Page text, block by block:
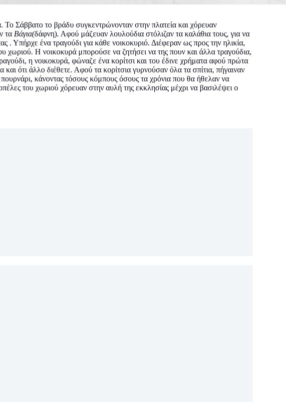
Το Σάββατο το βράδυ συγκεντρώνονταν στην πλατεία και χόρευαν
τα Βάγια(δάφνη). Αφού μάζευαν λουλούδια στόλιζαν τα καλάθια τους, για να
Υπήρχε ένα τραγούδι για κάθε νοικοκυριό. Διέφεραν ως προς την ηλικία,
χωριού. Η νοικοκυρά μπορούσε να ζητήσει να της πουν και άλλα τραγούδια,
η νοικοκυρά, φώναζε ένα κορίτσι και του έδινε χρήματα αφού πρώτα
ότι άλλο διέθετε. Αφού τα κορίτσια γυρνούσαν όλα τα σπίτια, πήγαιναν
κάνοντας τόσους κόμπους όσους τα χρόνια που θα ήθελαν να
του χωριού χόρευαν στην αυλή της εκκλησίας μέχρι να βασιλέψει ο